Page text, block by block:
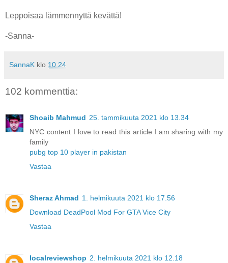
Leppoisaa lämmennyttä kevättä!
-Sanna-
SannaK klo 10.24
102 kommenttia:
Shoaib Mahmud 25. tammikuuta 2021 klo 13.34
NYC content I love to read this article I am sharing with my
family
pubg top 10 player in pakistan
Vastaa
Sheraz Ahmad 1. helmikuuta 2021 klo 17.56
Download DeadPool Mod For GTA Vice City
Vastaa
localreviewshop 2. helmikuuta 2021 klo 12.18